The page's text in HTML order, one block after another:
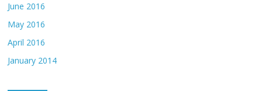
June 2016
May 2016
April 2016
January 2014